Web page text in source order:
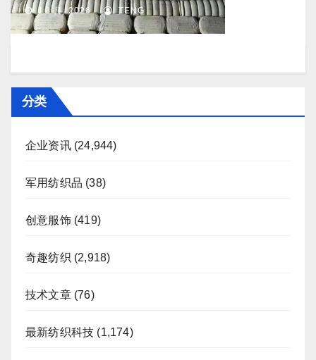
J 8 月, 2026 TENG
分类
企业资讯(24,944)
军用纺织品 (38)
创意服饰(419)
奇趣纺织 (2,918)
技术文章(76)
最新纺织科技 (1,174)